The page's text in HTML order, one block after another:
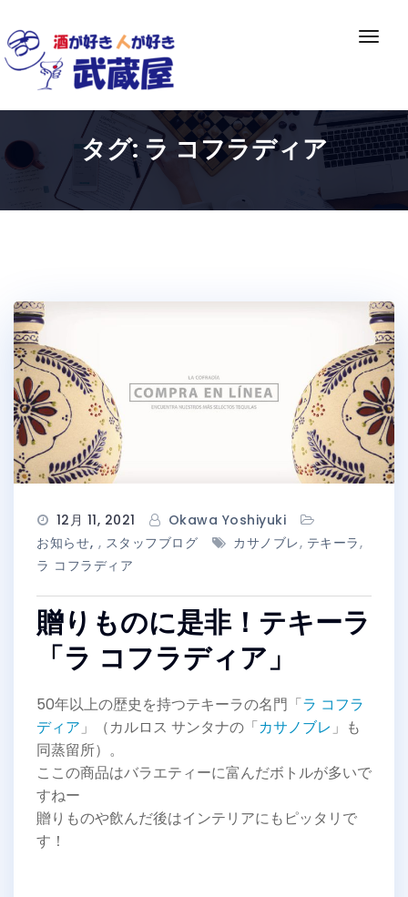
to
content
ナ
ー
シ
ョ
切
り
タグ: ラ コフラディア
12月 11, 2021
Okawa Yoshiyuki
お知らせ , スタッフブログ カサノブレ, テキーラ,
ラ コフラディア
贈りものに是非！テキーラ
「ラ コフラディア」
50年以上の歴史を持つテキーラの名門「ラ コフラ
ディア 」（カルロス サンタナの「カサノブレ 」も
同蒸留所）。
ここの商品はバラエティーに富んだボトルが多いで
すねー
贈りものや飲んだ後はインテリアにもピッタリで
す！